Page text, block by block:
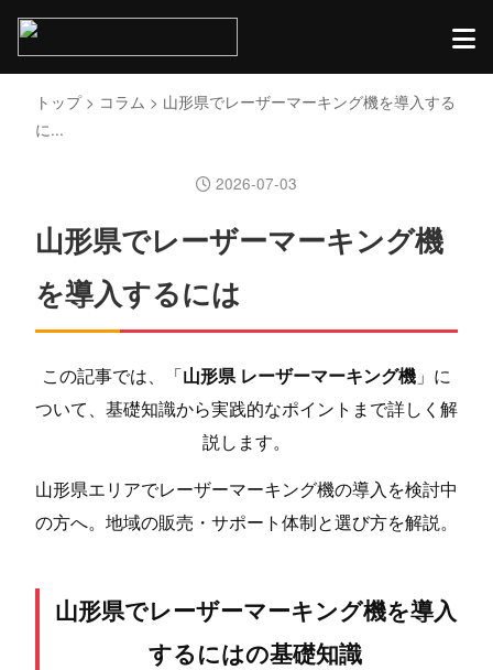
トップ> コラム > 山形県でレーザーマーキング機を導入する
に...
2026-07-03
山形県でレーザーマーキング機
を導入するには
この記事では、「山形県 レーザーマーキング機 」に
ついて、基礎知識から実践的なポイントまで詳しく解
説します。
山形県エリアでレーザーマーキング機の導入を検討中
の方へ。地域の販売・サポート体制と選び方を解説。
山形県でレーザーマーキング機を導入
するにはの基礎知識